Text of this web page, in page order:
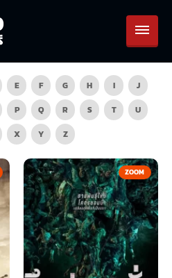
E F G H I
J
P Q R S T
U
X Y Z
ZOOM